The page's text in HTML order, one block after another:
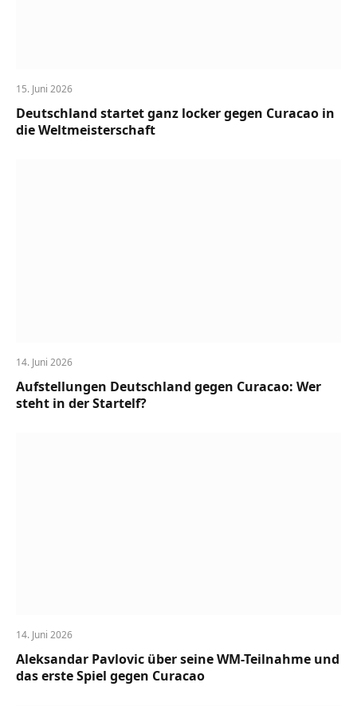
15. Juni 2026
Deutschland startet ganz locker gegen Curacao in
die Weltmeisterschaft
14. Juni 2026
Aufstellungen Deutschland gegen Curacao: Wer
steht in der Startelf?
14. Juni 2026
Aleksandar Pavlovic über seine WM-Teilnahme und
das erste Spiel gegen Curacao